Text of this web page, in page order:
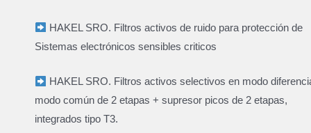
HAKEL SRO. Filtros activos de ruido para protección de
Sistemas electrónicos sensibles criticos
HAKEL SRO. Filtros activos selectivos en modo
modo común de 2 etapas + supresor picos de 2 etapas,
integrados tipo T3.